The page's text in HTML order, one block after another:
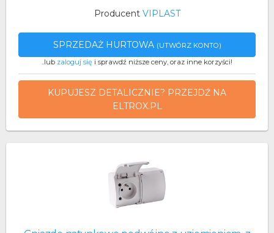
Producent VIPLAST
SPRZEDAŻ HURTOWA (UTWÓRZ KONTO)
..lub zaloguj się i sprawdź niższe ceny, oraz inne korzyści!
KUPUJESZ DETALICZNIE? PRZEJDŹ NA
ELTROX.PL